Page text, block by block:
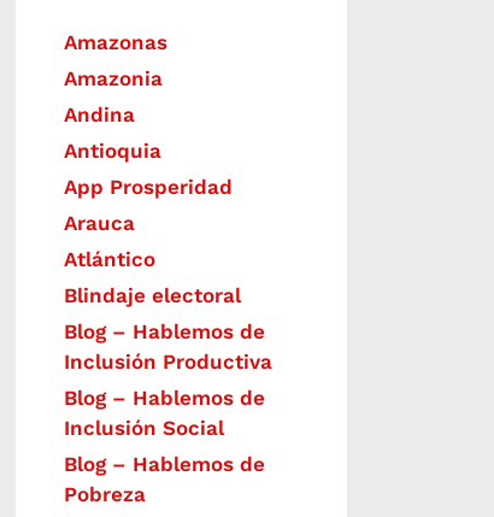
Amazonas
Amazonia
Andina
Antioquia
App Prosperidad
Arauca
Atlántico
Blindaje electoral
Blog – Hablemos de
Inclusión Productiva
Blog – Hablemos de
Inclusión Social
Blog – Hablemos de
Pobreza